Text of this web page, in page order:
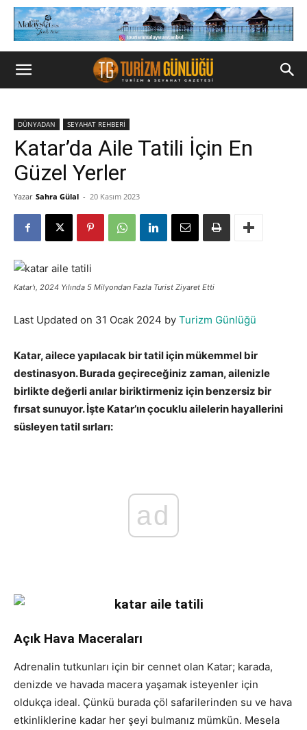
DÜNYADAN SEYAHAT REHBERİ
Katar’da Aile Tatili İçin En
Güzel Yerler
Yazar Sahra Gülal - 20 Kasım 2023
Katar'ı, 2024 Yılında 5 Milyondan Fazla Turist Ziyaret Etti
Last Updated on 31 Ocak 2024 by Turizm Günlüğü
Katar, ailece yapılacak bir tatil için mükemmel bir
destinasyon. Burada geçireceğiniz zaman, ailenizle
birlikte değerli anılar biriktirmeniz için benzersiz bir
fırsat sunuyor. İşte Katar’ın çocuklu ailelerin hayallerini
süsleyen tatil sırları:
ad
Açık Hava Maceraları
Adrenalin tutkunları için bir cennet olan Katar; karada,
denizde ve havada macera yaşamak isteyenler için
oldukça ideal. Çünkü burada çöl safarilerinden su ve hava
etkinliklerine kadar her şeyi bulmanız mümkün. Mesela